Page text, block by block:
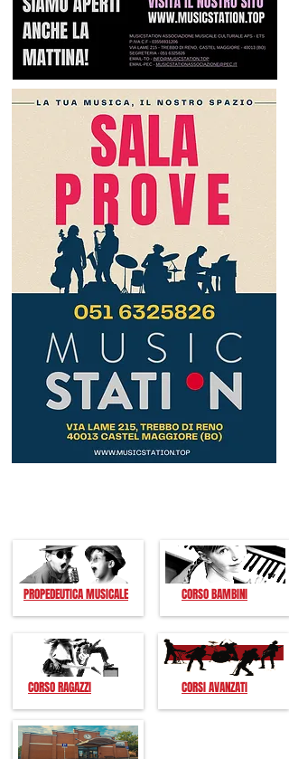
PROPEDEUTICA MUSICALE CORSO BAMBINI
CORSO RAGAZZI CORSI AVANZATI